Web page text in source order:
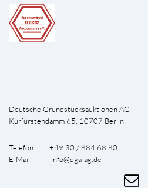
Deutsche Grundstücksauktionen AG
Kurfürstendamm 65, 10707 Berlin
Telefon +49 30 / 884 68 80
E-Mail info@dga-ag.de